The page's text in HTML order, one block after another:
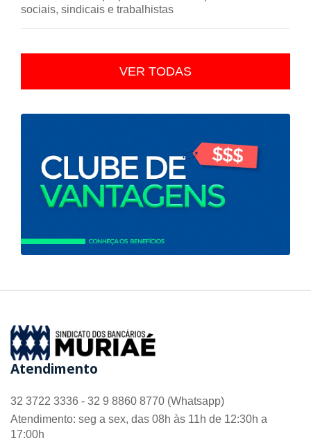
sociais, sindicais e trabalhistas
VER TODAS
Atendimento
32 3722 3336 - 32 9 8860 8770 (Whatsapp)
Atendimento: seg a sex, das 08h às 11h de 12:30h a
17:00h